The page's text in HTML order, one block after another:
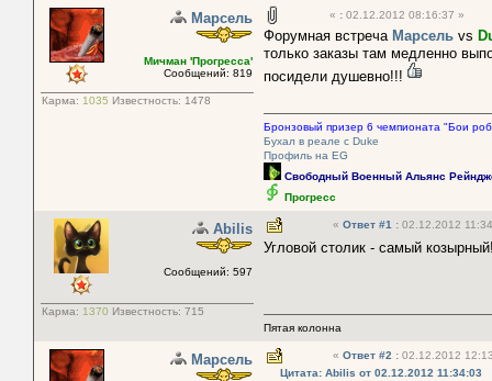
Марсель
Мичман 'Прогресса'
Сообщений: 819
Карма: 1035 Известность: 1478
« : 02.12.2012 08:16:37 »
Форумная встреча Марсель vs
только заказы там медленно
посидели душевно!!!
Бронзовый призер 6 чемпионата "Бои
Бухал в реале с Duke
Профиль на EG
Свободный Военный Альянс
Прогресс
Abilis
Сообщений: 597
Карма: 1370 Известность: 715
« Ответ #1 : 02.12.2012
Угловой столик - самый
Пятая колонна
Марсель « Ответ #2 : 02.12.2012
Цитата: Abilis от 02.12.2012 11:34:03